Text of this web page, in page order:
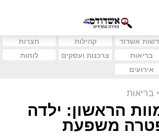
אשדוד קהילות
חצרות
בריאות צרכנות ועסקים
לוחות
אירועים
בריאות
הראשון: ילדה